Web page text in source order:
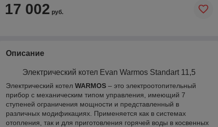
17 002 руб.
Описание
Электрический котел Evan Warmos Standart 11,5
Электрический котел WARMOS – это электроотопительный
прибор с механическим типом управления, имеющий 7
ступеней ограничения мощности и представленный в
различных модификациях. Применяется как в системах
отопления, так и для приготовления горячей воды в косвенных